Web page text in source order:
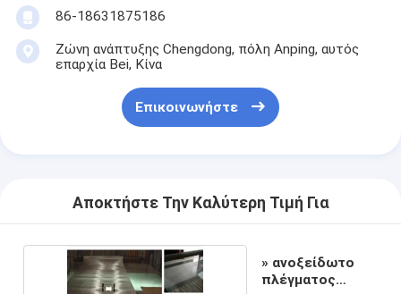
86-18631875186
Ζώνη ανάπτυξης Chengdong, πόλη Anping, αυτός
επαρχία Bei, Κίνα
Επικοινωνήστε
Αποκτήστε Την Καλύτερη Τιμή Για
» ανοξείδωτο
πλέγματος